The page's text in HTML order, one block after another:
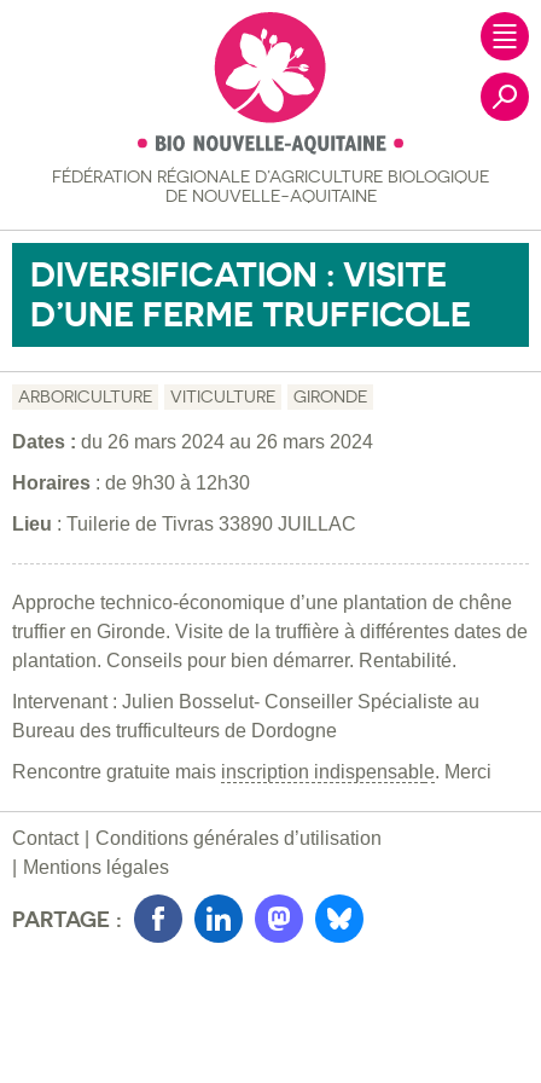
FÉDÉRATION RÉGIONALE D’AGRICULTURE BIOLOGIQUE
DE NOUVELLE-AQUITAINE
DIVERSIFICATION : VISITE
D’UNE FERME TRUFFICOLE
ARBORICULTURE VITICULTURE GIRONDE
Dates : du 26 mars 2024 au 26 mars 2024
Horaires : de 9h30 à 12h30
Lieu : Tuilerie de Tivras 33890 JUILLAC
Approche technico-économique d’une plantation de chêne
truffier en Gironde. Visite de la truffière à différentes dates de
plantation. Conseils pour bien démarrer. Rentabilité.
Intervenant : Julien Bosselut- Conseiller Spécialiste au
Bureau des trufficulteurs de Dordogne
Rencontre gratuite mais inscription indispensabl e. Merci
Contact
Conditions générales d’utilisation
Mentions légales
PARTAGE :
FacebookLinkedInMastondon
Bluesky